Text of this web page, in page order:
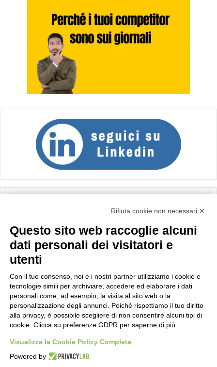
Importo netto (€):
Calcola
Scorporo IVA
Rifiuta cookie non necessari ✕
Questo sito web raccoglie alcuni
dati personali dei visitatori e
utenti
Con il tuo consenso, noi e i nostri partner utilizziamo i cookie e
tecnologie simili per archiviare, accedere ed elaborare i dati
personali come, ad esempio, la visita al sito web o la
personalizzazione degli annunci. Poiché rispettiamo il tuo diritto
alla privacy, è possibile scegliere di non consentire alcuni tipi di
cookie. Clicca su preferenze GDPR per saperne di più.
Visualizza la Cookie Policy Completa
Powered by